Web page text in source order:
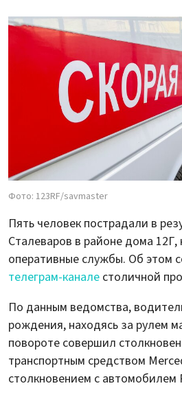
Фото: 123RF/savmaster
Пять человек пострадали в
Сталеваров в районе дома
оперативные службы. Об этом
телеграм-канале столичной
По данным ведомства,
рождения, находясь за рулем
повороте совершил
транспортным средством
столкновением с автомобилем